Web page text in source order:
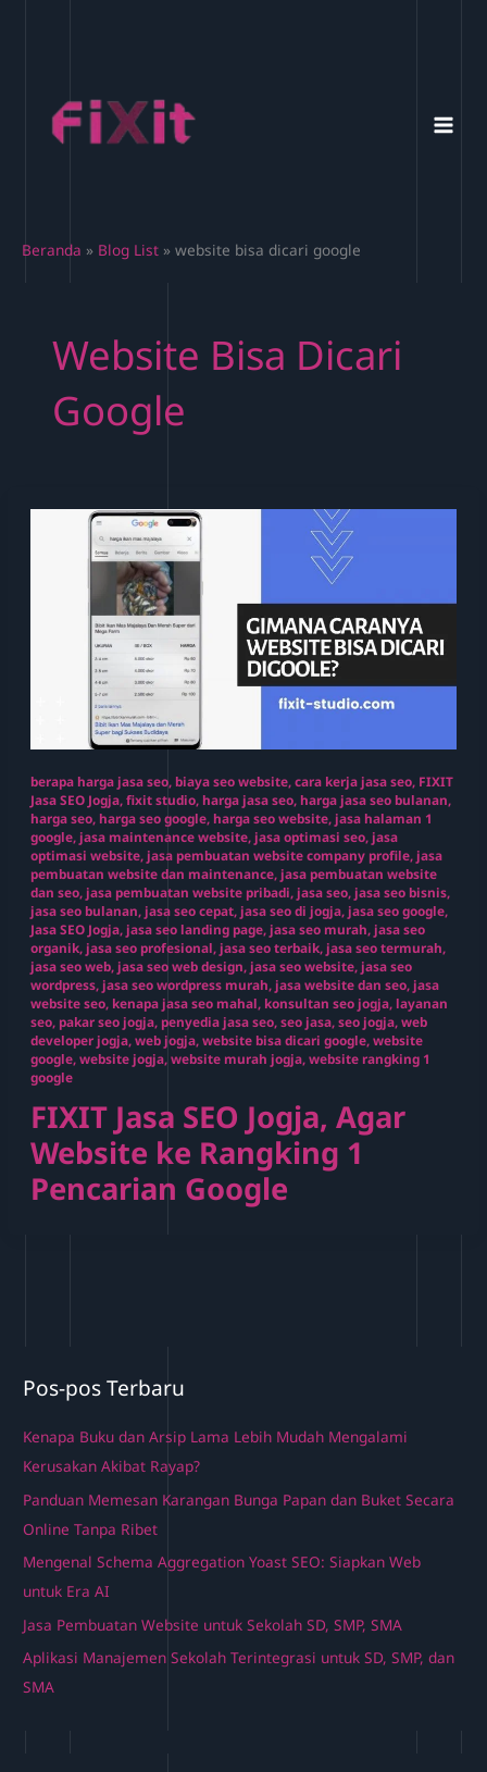
Beranda Blog List website bisa dicari google
Website Bisa Dicari
Google
berapa harga jasa seo, biaya seo website,cara kerja jasa seo, FIXIT
Jasa SEO Jogja,fixit studio, harga jasa seo, harga jasa seo bulanan,
harga seo, harga seo google, harga seo website, jasa halaman 1
google, jasa maintenance website, jasa optimasi seo, jasa
optimasi website, jasa pembuatan website company profile, jasa
pembuatan website dan maintenance, jasa pembuatan website
dan seo, jasa pembuatan website pribadi, jasa seo, jasa seo bisnis,
jasa seo bulanan, jasa seo cepat, jasa seo di jogja, jasa seo google,
Jasa SEO Jogja, jasa seo landing page, jasa seo murah, jasa seo
organik, jasa seo profesional, jasa seo terbaik, jasa seo termurah,
jasa seo web, jasa seo web design, jasa seo website, jasa seo
wordpress, jasa seo wordpress murah, jasa website dan seo, jasa
website seo, kenapa jasa seo mahal, konsultan seo jogja, layanan
seo, pakar seo jogja, penyedia jasa seo,seo jasa,seo jogja,web
developer jogja,web jogja,website bisa dicari google,website
google,website jogja,website murah jogja,website rangking 1
google
FIXIT Jasa SEO Jogja, Agar
Website ke Rangking 1
Pencarian Google
Pos-pos Terbaru
Kenapa Buku dan Arsip Lama Lebih Mudah Mengalami
Kerusakan Akibat Rayap?
Panduan Memesan Karangan Bunga Papan dan Buket Secara
Online Tanpa Ribet
Mengenal Schema Aggregation Yoast SEO: Siapkan Web
untuk Era AI
Jasa Pembuatan Website untuk Sekolah SD, SMP, SMA
Aplikasi Manajemen Sekolah Terintegrasi untuk SD, SMP, dan
SMA